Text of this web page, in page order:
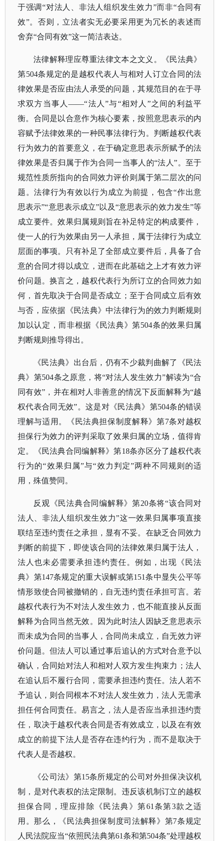
于强调“对法人、非法人组织发生效力”而非“合同有
效”。否则，立法者实无必要采用更为冗长的表述而
舍弃“合同有效”这一简洁表达。
法律解释理应尊重法律文本之文义。《民法典》
第504条规定的是越权代表人与相对人订立合同的法
律效果是否应由法人承受的问题，其规范目的在于寻
求双方当事人——“法人”与“相对人”之间的利益平
衡。合同是以合意作为核心要素，按照意思表示的内
容赋予法律效果的一种民事法律行为。判断越权代表
行为效力的首要意义，在于确定意思表示所赋予的法
律效果是否归属于作为合同一当事人的“法人”。至于
规范性质所指向的合同效力评价则属于第二层次的问
题。法律行为有效以行为成立为前提，包含“作出意
思表示”“意思表示成立”以及“意思表示的效力发生”等
成立要件。效果归属规则旨在补足特定的构成要件，
使一人的行为效果由另一人承担，属于法律行为成立
层面的事项。只有补足了全部成立要件后，具备了合
意的合同才得以成立，进而在此基础之上才有效力评
价问题。换言之，越权代表行为所订立的合同效力如
何，首先取决于合同是否成立；至于合同成立后有效
与否，应依据《民法典》中法律行为的效力判断规则
加以认定，而非根据《民法典》第504条的效果归属
判断规则推导得出。
《民法典》出台后，仍有不少裁判曲解了《民法
典》第504条之原意，将“对法人发生效力”解读为“合
同有效”，并在相对人非善意的情况下反面解释为“越
权代表合同无效”。这是对《民法典》第504条的错误
理解与适用。《民法典担保制度解释》第7条对越权
担保行为效力的评判采取了效果归属的立场，值得肯
定。《民法典合同编解释》第18条亦区分了越权代表
行为的“效果归属”与“效力判定”两种不同规则的适
用，殊值赞同。
反观《民法典合同编解释》第20条将“该合同对
法人、非法人组织发生效力”这一效果归属事项直接
联结至违约责任之承担，显有不妥。在缺乏合同效力
判断的前提下，即使该合同的法律效果归属于法人，
法人也未必需要承担违约责任。例如，出现《民法
典》第147条规定的重大误解或第151条中显失公平等
情形致使合同被撤销的，自无违约责任承担可言。若
越权代表行为不对法人发生效力，也不能直接从反面
解释为合同当然无效。因为此时法人因缺乏意思表示
而未成为合同的当事人，合同尚未成立，自无效力评
价问题。但法人可以通过事后追认的方式对合意予以
确认，合同始对法人和相对人双方发生拘束力；法人
在追认后不履行合同，需要承担违约责任。法人若不
予追认，则合同根本不对法人发生效力，法人无需承
担任何合同责任。易言之，法人是否应当承担违约责
任，取决于越权代表合同是否有效成立，以及在有效
成立的前提下法人是否存在违约行为，而不是取决于
代表人是否越权。
《公司法》第15条所规定的公司对外担保决议机
制，是对代表权的法定限制。违反该机制订立的越权
担保合同，理应排除《民法典》第61条第3款之适
用。那么，《民法典担保制度司法解释》第7条规定
人民法院应当“依照民法典第61条和第504条”处理越权